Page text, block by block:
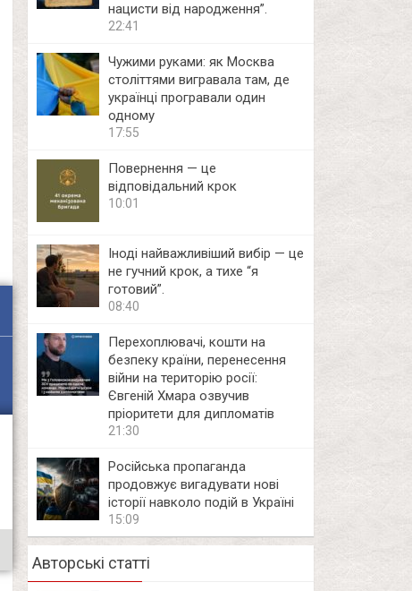
нацисти від народження”.
22:41
Чужими руками: як Москва
століттями вигравала там, де
українці програвали один
одному
17:55
Повернення — це
відповідальний крок
10:01
Іноді найважливіший вибір — це
не гучний крок, а тихе “я
готовий”.
08:40
Перехоплювачі, кошти на
безпеку країни, перенесення
війни на територію росії:
Євгеній Хмара озвучив
пріоритети для дипломатів
21:30
Російська пропаганда
продовжує вигадувати нові
історії навколо подій в Україні
15:09
Авторські статті